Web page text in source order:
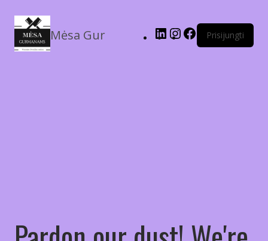
Mėsa Gur Prisijungti